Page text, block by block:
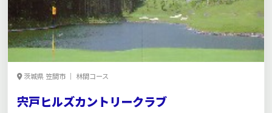
茨城県 笠間市 ｜ 林間コース
宍戸ヒルズカントリークラブ